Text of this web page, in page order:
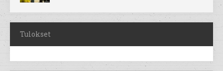
Tulokset